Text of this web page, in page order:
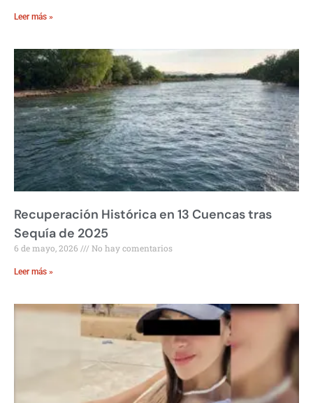
Leer más »
Recuperación Histórica en 13 Cuencas tras
Sequía de 2025
6 de mayo, 2026 No hay comentarios
Leer más »